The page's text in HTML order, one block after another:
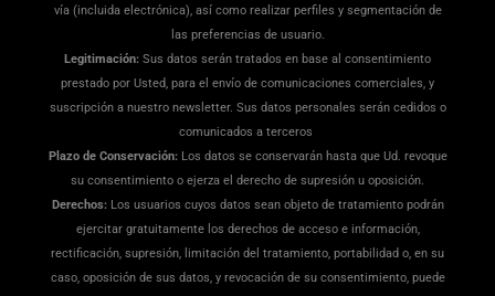
vía (incluida electrónica), así como realizar perfiles y segmentación de
las preferencias de usuario.
Legitimación: Sus datos serán tratados en base al consentimiento
prestado por Usted, para el envío de comunicaciones comerciales, y
suscripción a nuestro newsletter. Sus datos personales serán cedidos o
comunicados a terceros
Plazo de Conservación: Los datos se conservarán hasta que Ud. revoque
su consentimiento o ejerza el derecho de supresión u oposición.
Derechos: Los usuarios cuyos datos sean objeto de tratamiento podrán
ejercitar gratuitamente los derechos de acceso e información,
rectificación, supresión, limitación del tratamiento, portabilidad o, en su
caso, oposición de sus datos, y revocación de su consentimiento, puede